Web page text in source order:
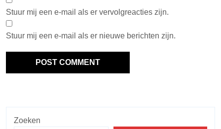
Stuur mij een e-mail als er vervolgreacties zijn.
Stuur mij een e-mail als er nieuwe berichten zijn.
Zoeken